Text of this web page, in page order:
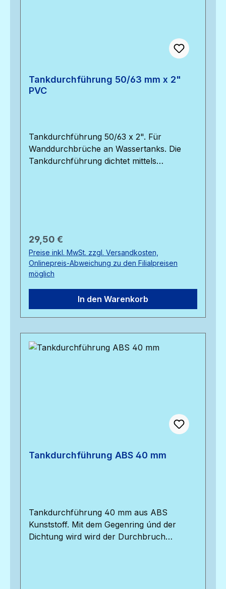
Tankdurchführung 50/63 mm x 2"
PVC
Tankdurchführung 50/63 x 2". Für
Wanddurchbrüche an Wassertanks. Die
Tankdurchführung dichtet mittels
Regulärer Preis:
29,50 €
Preise inkl. MwSt. zzgl. Versandkosten,
Onlinepreis-Abweichung zu den Filialpreisen
möglich
In den Warenkorb
Tankdurchführung ABS 40 mm
Tankdurchführung 40 mm aus ABS
Kunststoff. Mit dem Gegenring únd der
Dichtung wird wird der Durchbruch